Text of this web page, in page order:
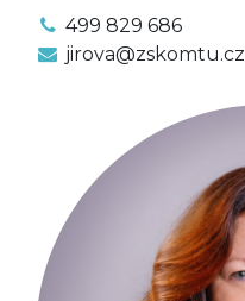
499 829 686
jirova@zskomtu.cz